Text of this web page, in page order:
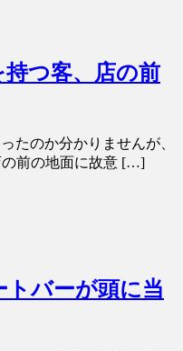
つ客、店の前
たのか分かりませんが、
の前の地面に故意 […]
トバーが頭に当